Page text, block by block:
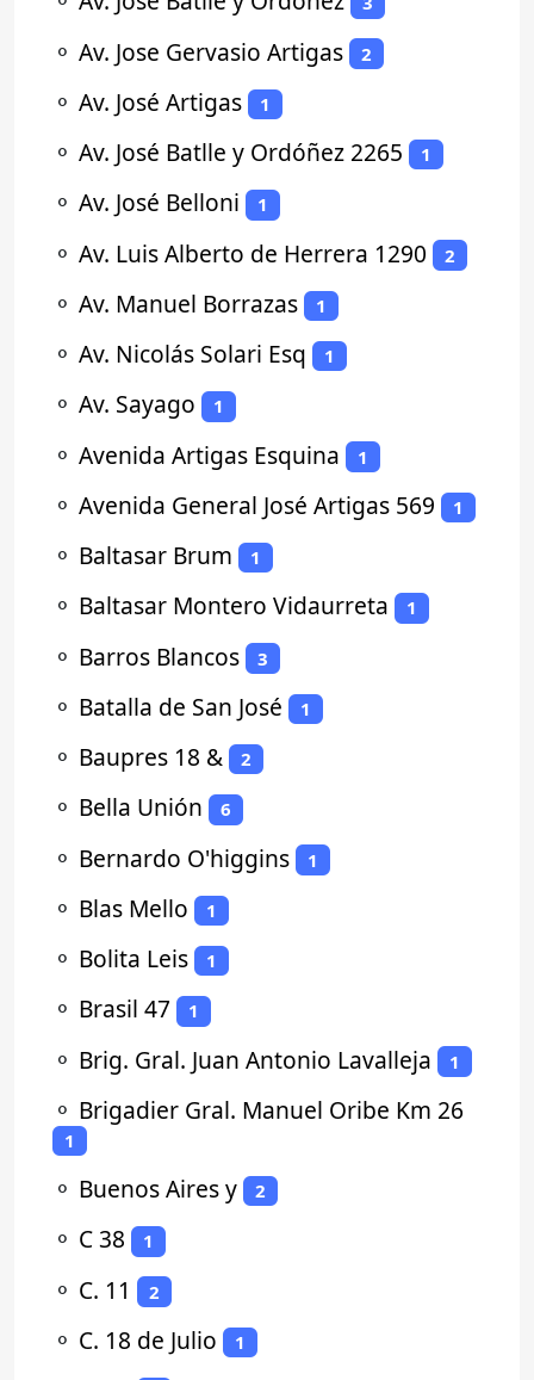
⚬ Av. Jose Gervasio Artigas 2
⚬ Av. José Artigas 1
⚬ Av. José Batlle y Ordóñez 2265 1
⚬ Av. José Belloni 1
⚬ Av. Luis Alberto de Herrera 1290 2
⚬ Av. Manuel Borrazas 1
⚬ Av. Nicolás Solari Esq 1
⚬ Av. Sayago 1
⚬ Avenida Artigas Esquina 1
⚬ Avenida General José Artigas 569 1
⚬ Baltasar Brum 1
⚬ Baltasar Montero Vidaurreta 1
⚬ Barros Blancos 3
⚬ Batalla de San José 1
⚬ Baupres 18 & 2
⚬ Bella Unión 6
⚬ Bernardo O'higgins 1
⚬ Blas Mello 1
⚬ Bolita Leis 1
⚬ Brasil 47 1
⚬ Brig. Gral. Juan Antonio Lavalleja 1
⚬ Brigadier Gral. Manuel Oribe Km 26
1
⚬ Buenos Aires y 2
⚬ C 38 1
⚬ C. 11 2
⚬ C. 18 de Julio 1